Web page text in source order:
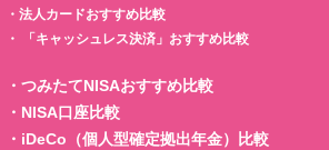
・ 法人カードおすすめ比較
・
「キャッシュレス決済」おすすめ比較
・ つみたてNISAおすすめ比較
・ NISA口座比較
・ iDeCo（個人型確定拠出年金）比較